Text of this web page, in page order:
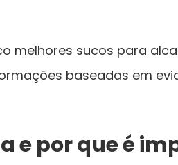
melhores sucos para
baseadas em
e por que é